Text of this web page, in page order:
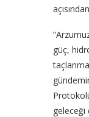
güç,
geleceği